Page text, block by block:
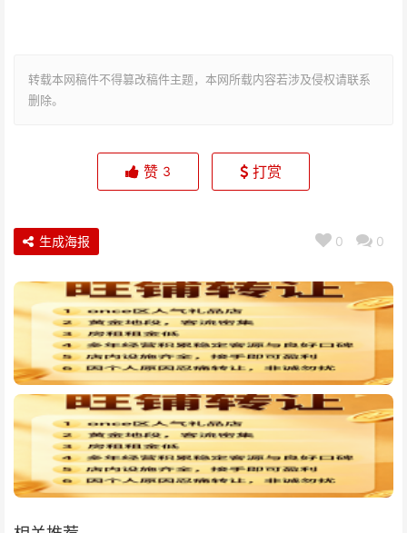
转载本网稿件不得篡改稿件主题，本网所载内容若涉及侵权请联系
删除。
赞 3 打赏
0 0
生成海报